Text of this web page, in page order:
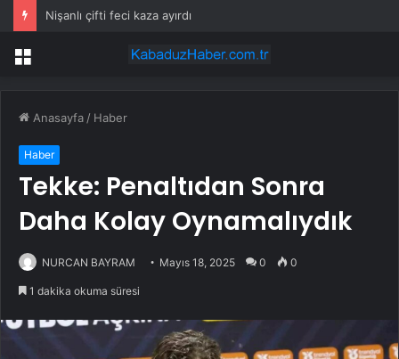
Nişanlı çifti feci kaza ayırdı
Menü
Anasayfa / Haber
Haber
Tekke: Penaltıdan Sonra
Daha Kolay Oynamalıydık
NURCAN BAYRAM Mayıs 18, 2025 0 0
1 dakika okuma süresi